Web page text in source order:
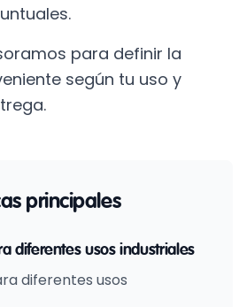
para definir la
según tu uso y
principales
diferentes usos industriales
diferentes usos